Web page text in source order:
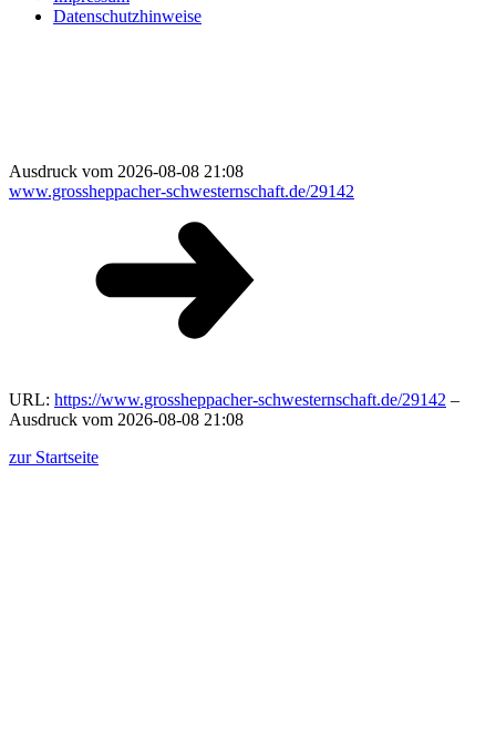
Datenschutzhinweise
Ausdruck vom 2026-08-08 21:08
www.grossheppacher-schwesternschaft.de/29142
URL: https://www.grossheppacher-schwesternschaft.de/29142 –
Ausdruck vom 2026-08-08 21:08
zur Startseite